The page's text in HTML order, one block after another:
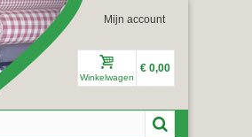
Mijn account
Winkelwagen
€ 0,00